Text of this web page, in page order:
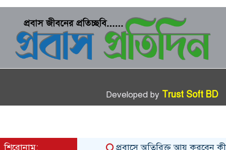
কুরবানীর প্রতিটি পশমে সওয়াব: ইসলাম কী
বলে জানুন
ভাগে কুরবানি দেওয়ার নিয়ম: সবচেয়ে সহজ
ব্যাখ্যা
শিরোনাম: প্রবাসে অতিরিক্ত আয় করবেন
Developed by Trust Soft BD